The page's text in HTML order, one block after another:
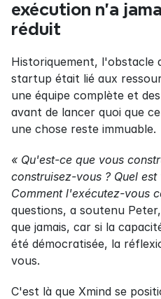
exécution n'a
réduit
Historiquement, l'obstacle
startup était lié aux
une équipe complète et
avant de lancer quoi que
une chose reste immuable.
« Qu'est-ce que vous
construisez-vous ? Quel
Comment l'exécutez-vous
questions, a soutenu
que jamais, car si la
été démocratisée, la
vous.
C'est là que Xmind se